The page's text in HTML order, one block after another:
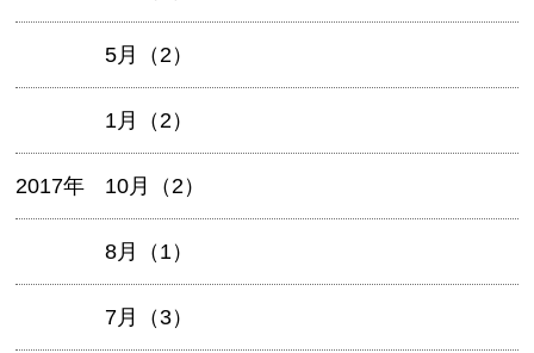
5月（2）
1月（2）
2017年 10月（2）
8月（1）
7月（3）